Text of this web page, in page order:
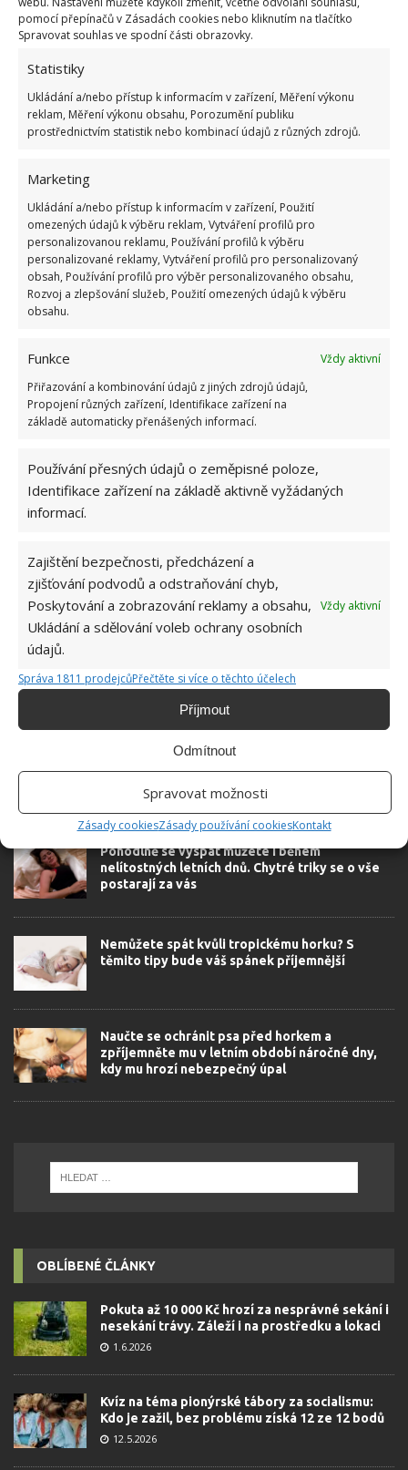
pomocí přepínačů v Zásadách cookies nebo kliknutím na tlačítko
Spravovat souhlas ve spodní části obrazovky.
Statistiky
Ukládání a/nebo přístup k informacím v zařízení, Měření výkonu
reklam, Měření výkonu obsahu, Porozumění publiku
prostřednictvím statistik nebo kombinací údajů z různých zdrojů.
Marketing
Ukládání a/nebo přístup k informacím v zařízení, Použití
omezených údajů k výběru reklam, Vytváření profilů pro
personalizovanou reklamu, Používání profilů k výběru
personalizované reklamy, Vytváření profilů pro personalizovaný
obsah, Používání profilů pro výběr personalizovaného obsahu,
Rozvoj a zlepšování služeb, Použití omezených údajů k výběru
obsahu.
Funkce
Vždy aktivní
Přiřazování a kombinování údajů z jiných zdrojů údajů,
Propojení různých zařízení, Identifikace zařízení na
základě automaticky přenášených informací.
Používání přesných údajů o zeměpisné poloze,
Identifikace zařízení na základě aktivně vyžádaných
informací.
Zajištění bezpečnosti, předcházení a
zjišťování podvodů a odstraňování chyb,
Poskytování a zobrazování reklamy a obsahu,
Ukládání a sdělování voleb ochrany osobních
údajů.
Vždy aktivní
Správa 1811 prodejcůPřečtěte si více o těchto účelech
Příjmout
Odmítnout
Spravovat možnosti
Zásady cookiesZásady používání cookiesKontakt
udržení příjemné teploty. Nebo si postavte před
ventilátor misku s ledem a uvidíte, jak rychle se
teplota v místnosti sníží.
Zdroj:Domek i Ogrodek
HORKO OCHLAZENÍ
Jiří Kolář
Absolvent České zemědělské
univerzity, který je již od malička
velkým kutilem. V podstatě vše, co je
Pohodlně se vyspat můžete i během
nelítostných letních dnů. Chytré triky se o vše
postarají za vás
Nemůžete spát kvůli tropickému horku? S
těmito tipy bude váš spánek příjemnější
Naučte se ochránit psa před horkem a
zpříjemněte mu v letním období náročné dny,
kdy mu hrozí nebezpečný úpal
OBLÍBENÉ ČLÁNKY
Pokuta až 10 000 Kč hrozí za nesprávné sekání i
nesekání trávy. Záleží i na prostředku a lokaci
1.6.2026
Kvíz na téma pionýrské tábory za socialismu:
Kdo je zažil, bez problému získá 12 ze 12 bodů
12.5.2026